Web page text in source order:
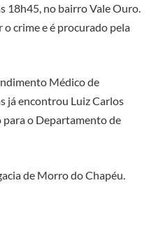
18h45, no bairro Vale Ouro.
crime e é procurado pela
Médico de
já encontrou Luiz Carlos
o Departamento de
de Morro do Chapéu.